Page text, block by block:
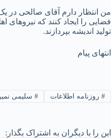
من انتظار دارم آقای صالحی در
فضایی را ایجاد کنند که نیروهای
تولید اندیشه بپردازند.
انتهای پیام
#روزنامه اطلاعات #سلیمی
این را با دیگران به اشتراک بگذار: